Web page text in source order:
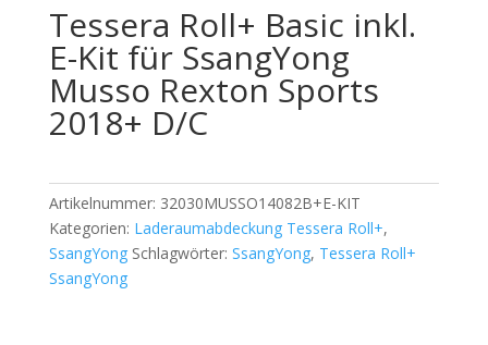
Tessera Roll+ Basic inkl.
E-Kit für SsangYong
Musso Rexton Sports
2018+ D/C
Artikelnummer: 32030MUSSO14082B+E-KIT
Kategorien: Laderaumabdeckung Tessera Roll+,
SsangYong Schlagwörter: SsangYong, Tessera Roll+
SsangYong